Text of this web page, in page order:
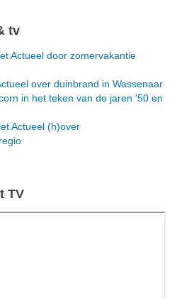
tv
Actueel door zomervakantie
over duinbrand in Wassenaar
in het teken van de jaren '50 en
Actueel (h)over
TV